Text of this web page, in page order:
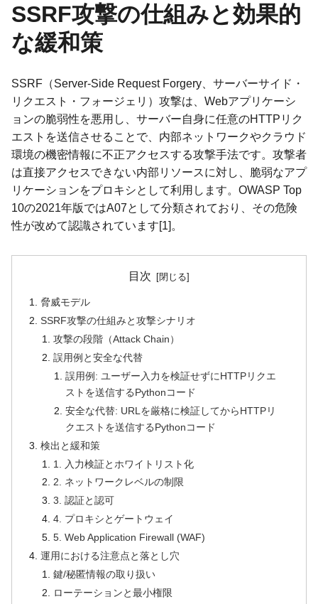
SSRF攻撃の仕組みと効果的
な緩和策
SSRF（Server-Side Request Forgery、サーバーサイド・
リクエスト・フォージェリ）攻撃は、Webアプリケーシ
ョンの脆弱性を悪用し、サーバー自身に任意のHTTPリク
エストを送信させることで、内部ネットワークやクラウド
環境の機密情報に不正アクセスする攻撃手法です。攻撃者
は直接アクセスできない内部リソースに対し、脆弱なアプ
リケーションをプロキシとして利用します。OWASP Top
10の2021年版ではA07として分類されており、その危険
性が改めて認識されています[1]。
目次
脅威モデル
SSRF攻撃の仕組みと攻撃シナリオ
攻撃の段階（Attack Chain）
誤用例と安全な代替
誤用例: ユーザー入力を検証せずにHTTPリクエ
ストを送信するPythonコード
安全な代替: URLを厳格に検証してからHTTPリ
クエストを送信するPythonコード
検出と緩和策
1. 入力検証とホワイトリスト化
2. ネットワークレベルの制限
3. 認証と認可
4. プロキシとゲートウェイ
5. Web Application Firewall (WAF)
運用における注意点と落とし穴
鍵/秘匿情報の取り扱い
ローテーションと最小権限